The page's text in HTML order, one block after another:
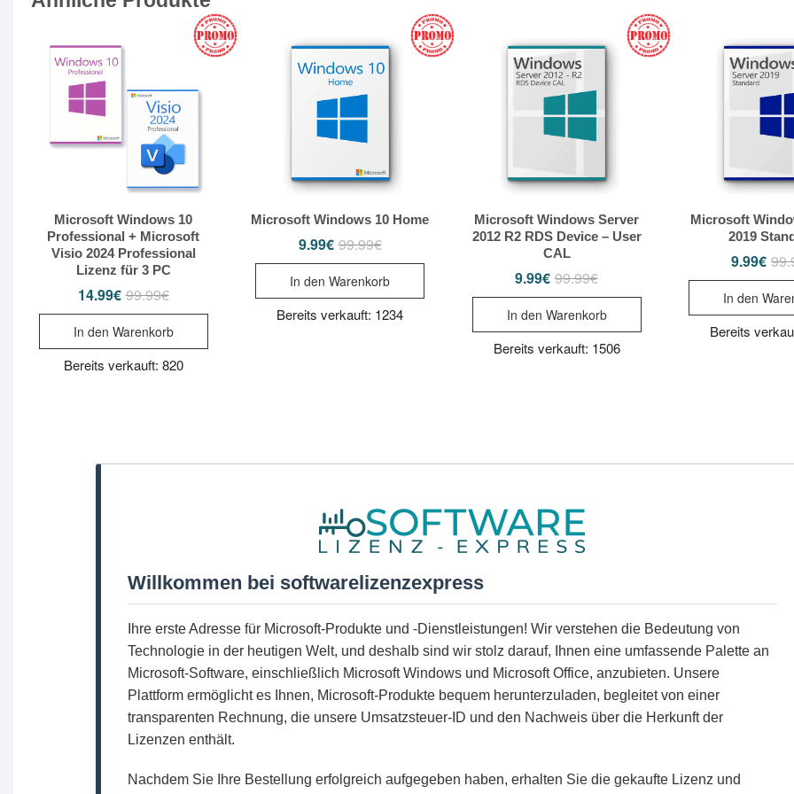
Microsoft Windows 10
Professional + Microsoft
Visio 2024 Professional
Lizenz für 3 PC
99.99€Ursprünglicher
99.99€
14.99€ Aktueller
14.99€.
In den Warenkorb
Bereits verkauft: 820
Microsoft Windows 10 Home
99.99€Ursprünglicher
99.99€
9.99€ Aktueller
9.99€.
In den Warenkorb
Bereits verkauft: 1234
Microsoft Windows Server
2012 R2 RDS Device – User
CAL
99.99€
99.99€
9.99€
9.99€.
In den Warenkorb
Bereits verkauft: 1506
Microsoft
2019
9.99€
In den
Bereits
Willkommen bei softwarelizenzexpress
Ihre erste Adresse für Microsoft-Produkte und -Dienstleistungen! Wir verstehen die Bedeutung von
Technologie in der heutigen Welt, und deshalb sind wir stolz darauf, Ihnen eine umfassende Palette an
Microsoft-Software, einschließlich Microsoft Windows und Microsoft Office, anzubieten. Unsere
Plattform ermöglicht es Ihnen, Microsoft-Produkte bequem herunterzuladen, begleitet von einer
transparenten Rechnung, die unsere Umsatzsteuer-ID und den Nachweis über die Herkunft der
Lizenzen enthält.
Nachdem Sie Ihre Bestellung erfolgreich aufgegeben haben, erhalten Sie die gekaufte Lizenz und